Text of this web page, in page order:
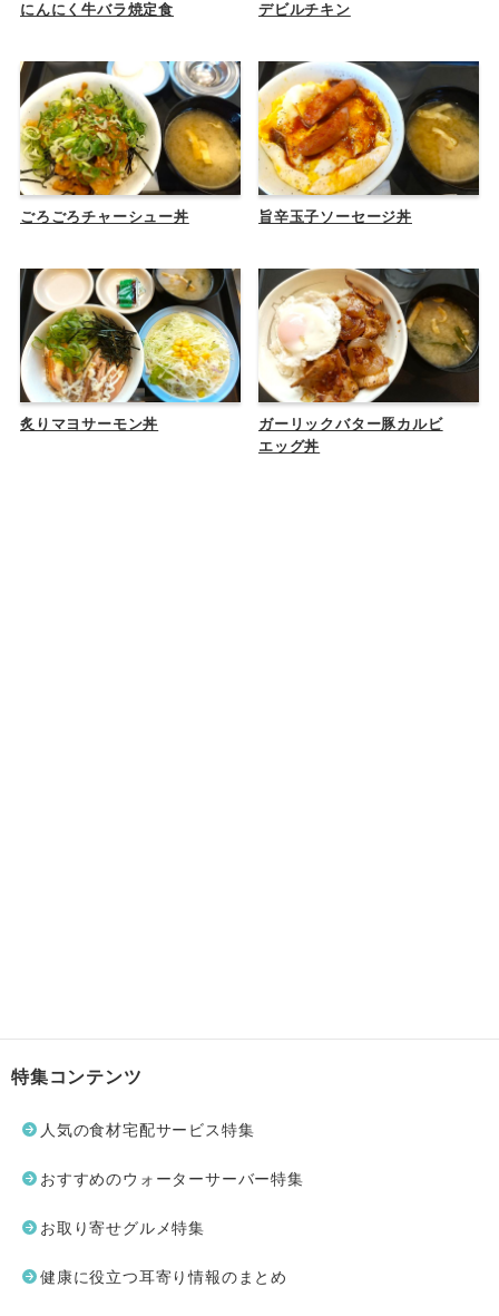
にんにく牛バラ焼定食 デビルチキン
ごろごろチャーシュー丼 旨辛玉子ソーセージ丼
炙りマヨサーモン丼
ガーリックバター豚カルビ
エッグ丼
特集コンテンツ
人気の食材宅配サービス特集
おすすめのウォーターサーバー特集
お取り寄せグルメ特集
健康に役立つ耳寄り情報のまとめ